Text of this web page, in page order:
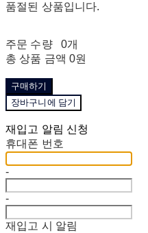
품절된 상품입니다.
주문 수량
0개
총 상품 금액 0원
구매하기
장바구니에 담기
재입고 알림 신청
휴대폰 번호
-
-
재입고 시 알림